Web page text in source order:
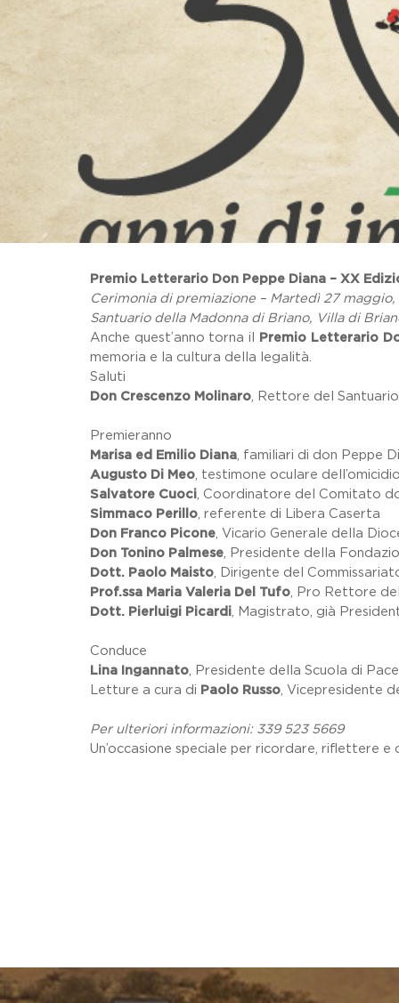
Premio Letterario Don Peppe Diana – XX
Cerimonia di premiazione – Martedì 27 maggio,
Santuario della Madonna di Briano, Villa di
Anche quest’anno torna il
Premio Letterario
memoria e la cultura della legalità.
Saluti
Don Crescenzo Molinaro, Rettore del
Premieranno
Marisa ed Emilio Diana, familiari di don Peppe
Augusto Di Meo, testimone oculare
Salvatore Cuoci, Coordinatore del Comitato
Simmaco Perillo, referente di Libera Caserta
Don Franco Picone, Vicario Generale della
Don Tonino Palmese, Presidente della
Dott. Paolo Maisto, Dirigente del
Prof.ssa Maria Valeria Del Tufo, Pro Rettore
Dott. Pierluigi Picardi, Magistrato, già
Conduce
Lina Ingannato, Presidente della Scuola di
Letture a cura di Paolo Russo, Vicepresidente
Per ulteriori informazioni: 339 523 5669
Un’occasione speciale per ricordare, riflettere